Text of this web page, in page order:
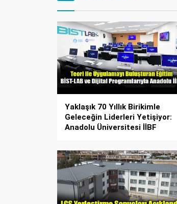
Yaklaşık 70 Yıllık Birikimle
Geleceğin Liderleri Yetişiyor:
Anadolu Üniversitesi İİBF